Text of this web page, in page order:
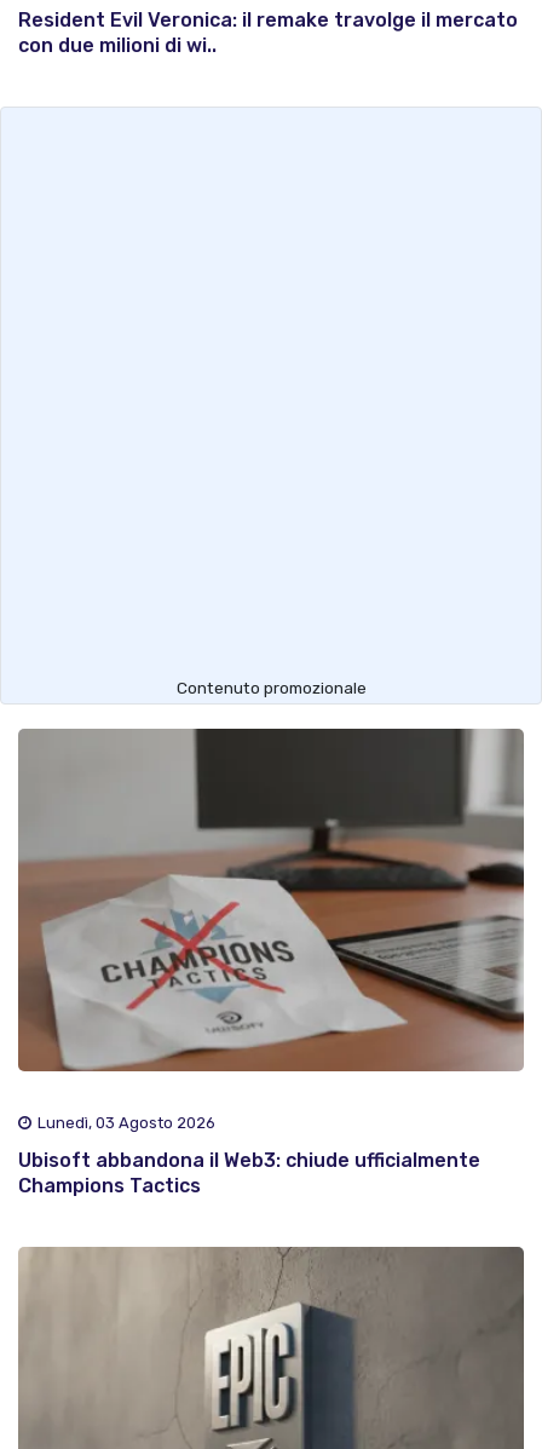
Resident Evil Veronica: il remake travolge il mercato
con due milioni di wi..
Contenuto promozionale
Lunedì, 03 Agosto 2026
Ubisoft abbandona il Web3: chiude ufficialmente
Champions Tactics